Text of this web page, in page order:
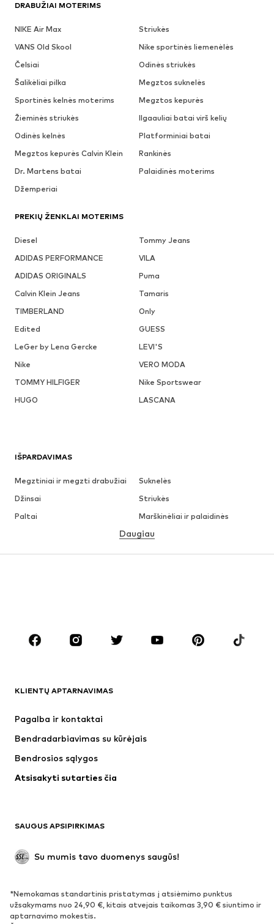
DRABUŽIAI MOTERIMS
NIKE Air Max
Striukės
VANS Old Skool
Nike sportinės liemenėlės
Čelsiai
Odinės striukės
Šalikėliai pilka
Megztos suknelės
Sportinės kelnės moterims
Megztos kepurės
Žieminės striukės
Ilgaauliai batai virš kelių
Odinės kelnės
Platforminiai batai
Megztos kepurės Calvin Klein
Rankinės
Dr. Martens batai
Palaidinės moterims
Džemperiai
PREKIŲ ŽENKLAI MOTERIMS
Diesel
Tommy Jeans
ADIDAS PERFORMANCE
VILA
ADIDAS ORIGINALS
Puma
Calvin Klein Jeans
Tamaris
TIMBERLAND
Only
Edited
GUESS
LeGer by Lena Gercke
LEVI'S
Nike
VERO MODA
TOMMY HILFIGER
Nike Sportswear
HUGO
LASCANA
IŠPARDAVIMAS
Megztiniai ir megzti drabužiai
Suknelės
Džinsai
Striukės
Paltai
Marškinėliai ir palaidinės
Apatiniai
Sijonai
Palaidinės ir tunikos
Aksesuarai
Premium
Naujienos
Apatiniai
Paltai
Proginiai
Išskirtiniai
BATAI
Naujienos
Daugiau
KLIENTŲ APTARNAVIMAS
Pagalba ir kontaktai
Bendradarbiavimas su kūrėjais
Bendrosios sąlygos
Atsisakyti sutarties čia
SAUGUS APSIPIRKIMAS
Su mumis tavo duomenys saugūs!
*Nemokamas standartinis pristatymas į atsiėmimo punktus
užsakymams nuo 24,90 €, kitais atvejais taikomas 3,90 € siuntimo ir
aptarnavimo mokestis.